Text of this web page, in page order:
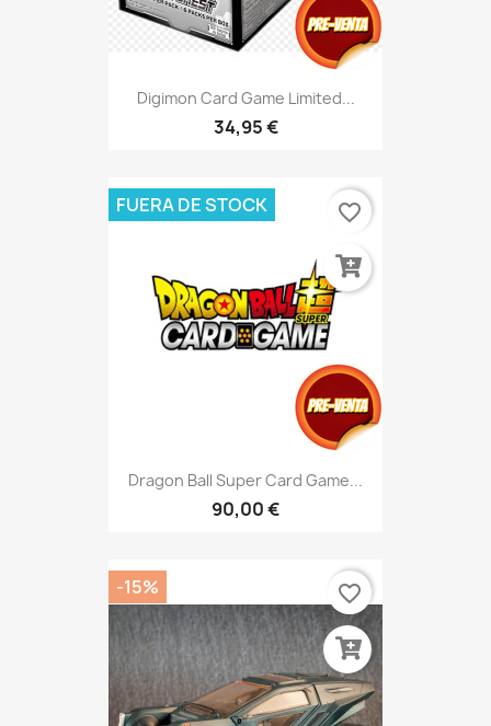
Digimon Card Game Limited...
34,95 €
Dragon Ball Super Card Game...
90,00 €
FUERA DE STOCK favorite_border
-15% favorite_border